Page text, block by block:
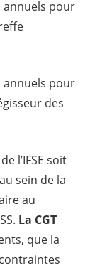
annuels pour
annuels pour
des
l’IFSE soit
sein de la
au
La CGT
que la